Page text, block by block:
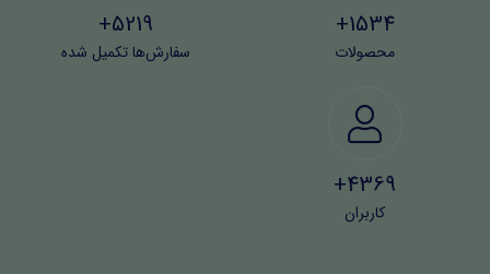
1534+
محصولات
5219+
سفارش‌ها تکمیل شده
4369+
کاربران